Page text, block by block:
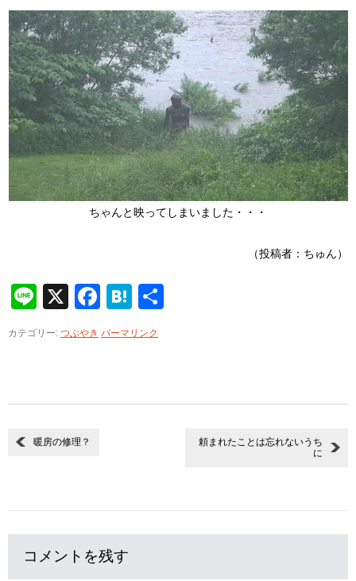
ちゃんと映ってしまいました・・・
（投稿者：ちゅん）
Line
X Facebook
Hatena
カテゴリー: つぶやき パーマリンク
暖房の修理？
頼まれたことは忘れないうち
に
コメントを残す